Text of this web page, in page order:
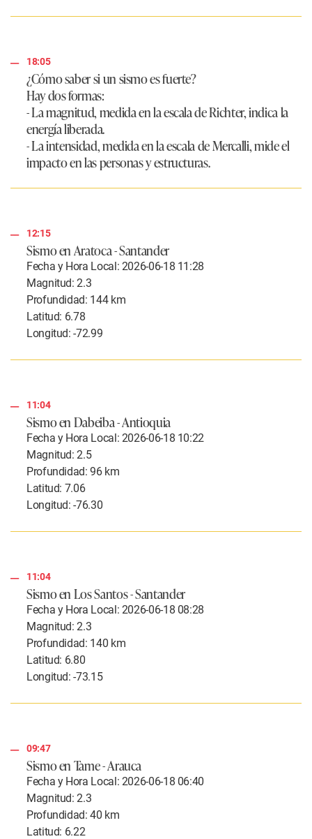
18:05
¿Cómo saber si un sismo es fuerte?
Hay dos formas:
- La magnitud, medida en la escala de Richter, indica la
energía liberada.
- La intensidad, medida en la escala de Mercalli, mide el
impacto en las personas y estructuras.
12:15
Sismo en Aratoca - Santander
Fecha y Hora Local: 2026-06-18 11:28
Magnitud: 2.3
Profundidad: 144 km
Latitud: 6.78
Longitud: -72.99
11:04
Sismo en Dabeiba - Antioquia
Fecha y Hora Local: 2026-06-18 10:22
Magnitud: 2.5
Profundidad: 96 km
Latitud: 7.06
Longitud: -76.30
11:04
Sismo en Los Santos - Santander
Fecha y Hora Local: 2026-06-18 08:28
Magnitud: 2.3
Profundidad: 140 km
Latitud: 6.80
Longitud: -73.15
09:47
Sismo en Tame - Arauca
Fecha y Hora Local: 2026-06-18 06:40
Magnitud: 2.3
Profundidad: 40 km
Latitud: 6.22